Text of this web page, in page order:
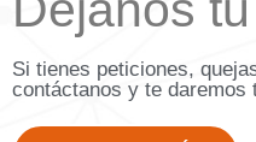
Si tienes peticiones,
contáctanos y te daremos